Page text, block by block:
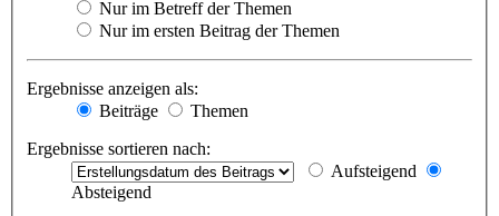
Nur im Betreff der Themen
Nur im ersten Beitrag der Themen
Ergebnisse anzeigen als:
Beiträge
Themen
Ergebnisse sortieren nach:
Aufsteigend
Absteigend